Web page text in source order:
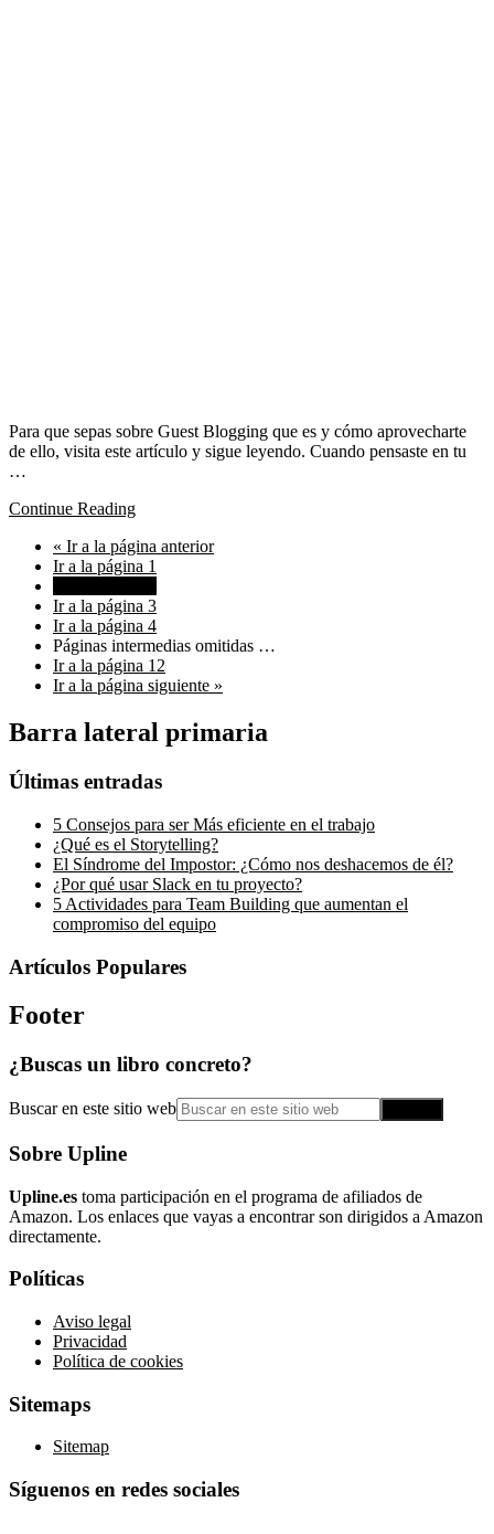
Para que sepas sobre Guest Blogging que es y cómo aprovecharte
de ello, visita este artículo y sigue leyendo. Cuando pensaste en tu
…
Continue Reading
« Ir a la página anterior
Ir a la página 1
Ir a la página 3
Ir a la página 4
Páginas intermedias omitidas …
Ir a la página 12
Ir a la página siguiente »
Barra lateral primaria
Últimas entradas
5 Consejos para ser Más eficiente en el trabajo
¿Qué es el Storytelling?
El Síndrome del Impostor: ¿Cómo nos deshacemos de él?
¿Por qué usar Slack en tu proyecto?
5 Actividades para Team Building que aumentan el
compromiso del equipo
Artículos Populares
Footer
¿Buscas un libro concreto?
Buscar en este sitio web
Sobre Upline
Upline.es toma participación en el programa de afiliados de
Amazon. Los enlaces que vayas a encontrar son dirigidos a Amazon
directamente.
Políticas
Aviso legal
Privacidad
Política de cookies
Sitemaps
Sitemap
Síguenos en redes sociales